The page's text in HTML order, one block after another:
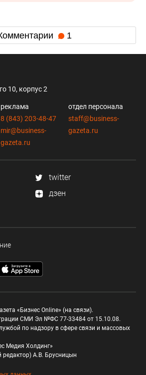
1
10, корпус 2
реклама
8 (843) 203-48-47
mir@business-
gazeta.ru
отдел персонала
staff@business-
gazeta.ru
twitter
дзен
«Бизнес Online» (на связи).
СМИ Эл №ФС 77-33484 от 15.10.08.
по надзору в сфере связи и массовых
Медия Холдинг»
А.В. Брусницын